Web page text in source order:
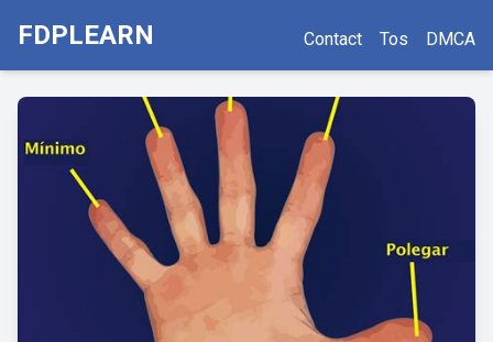
FDPLEARN Contact Tos DMCA